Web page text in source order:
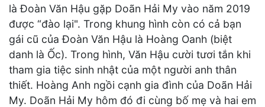
là Đoàn Văn Hậu gặp Doãn Hải My vào năm 2019
được “đào lại". Trong khung hình còn có cả bạn
gái cũ của Đoàn Văn Hậu là Hoàng Oanh (biệt
danh là Ốc). Trong hình, Văn Hậu cười tươi tắn khi
tham gia tiệc sinh nhật của một người anh thân
thiết. Hoàng Anh ngồi cạnh gia đình của Doãn Hải
My. Doãn Hải My hôm đó đi cùng bố mẹ và hai em